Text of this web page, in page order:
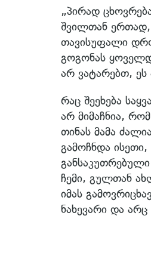
„პირად
შვილთან ერთად,
თავისუფალი
გოგონას
არ ვატარებთ, ეს
რაც შეეხება
არ მიმაჩნია,
თინას მამა
გამოჩნდა
ჩემი, გულთან
იმას
ნახევარი და